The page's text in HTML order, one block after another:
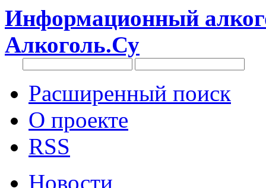
Информационный
Алкоголь.Су
Расширенный поиск
О проекте
RSS
Новости